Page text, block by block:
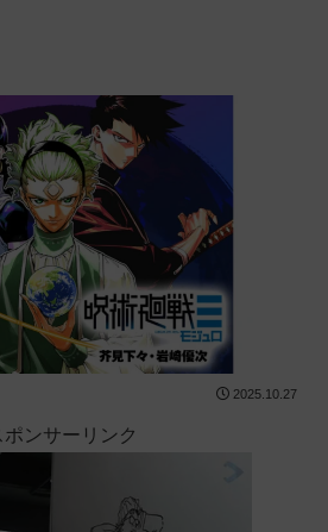
2025.10.27
ポンサーリンク